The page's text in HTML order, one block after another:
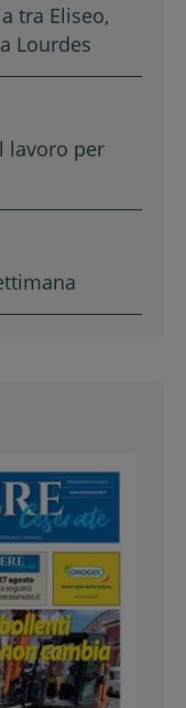
tra Eliseo,
Lourdes
lavoro per